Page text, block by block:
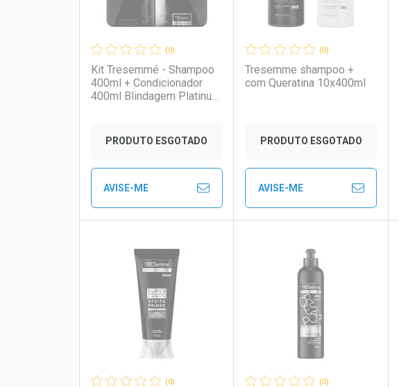
Ver Desconto Convênio Ver Desconto Convênio
(0)
Kit Tresemmé - Shampoo
400ml + Condicionador
400ml Blindagem Platinum
PRODUTO ESGOTADO
AVISE-ME
Laboratório
Por Menos
(0)
Tresemme shampoo +
com Queratina 10x400ml
PRODUTO ESGOTADO
AVISE-ME
Laboratório
Por Menos
(0) (0)